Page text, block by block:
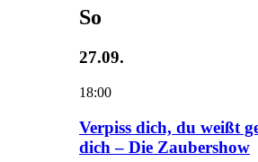
So
27.09.
18:00
Verpiss dich, du weißt
dich – Die Zaubershow